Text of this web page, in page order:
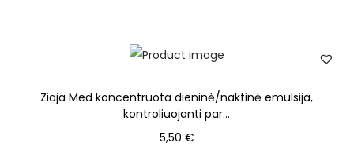
Ziaja Med koncentruota dieninė/naktinė emulsija,
kontroliuojanti par...
5,50 €